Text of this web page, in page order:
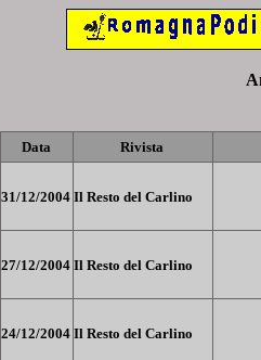
Data Rivista
31/12/2004 Il Resto del Carlino
27/12/2004 Il Resto del Carlino
24/12/2004 Il Resto del Carlino